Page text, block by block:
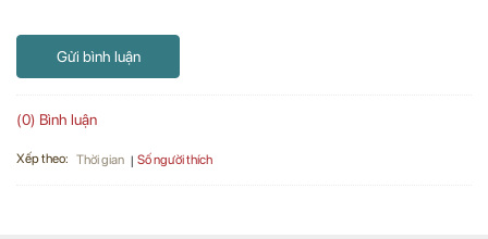
Gửi bình luận
(0) Bình luận
Xếp theo: Thời gian Số người thích